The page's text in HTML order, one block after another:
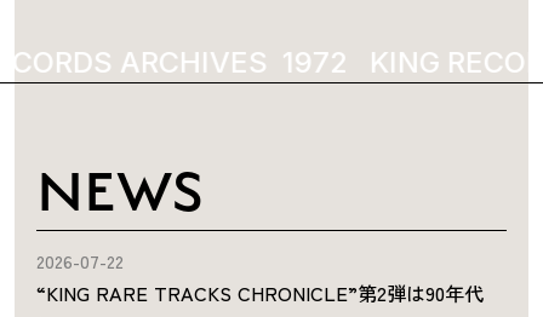
ARCHIVES 1972 KING
NEWS
2026-07-22
“KING RARE TRACKS CHRONICLE”第2弾は90年代